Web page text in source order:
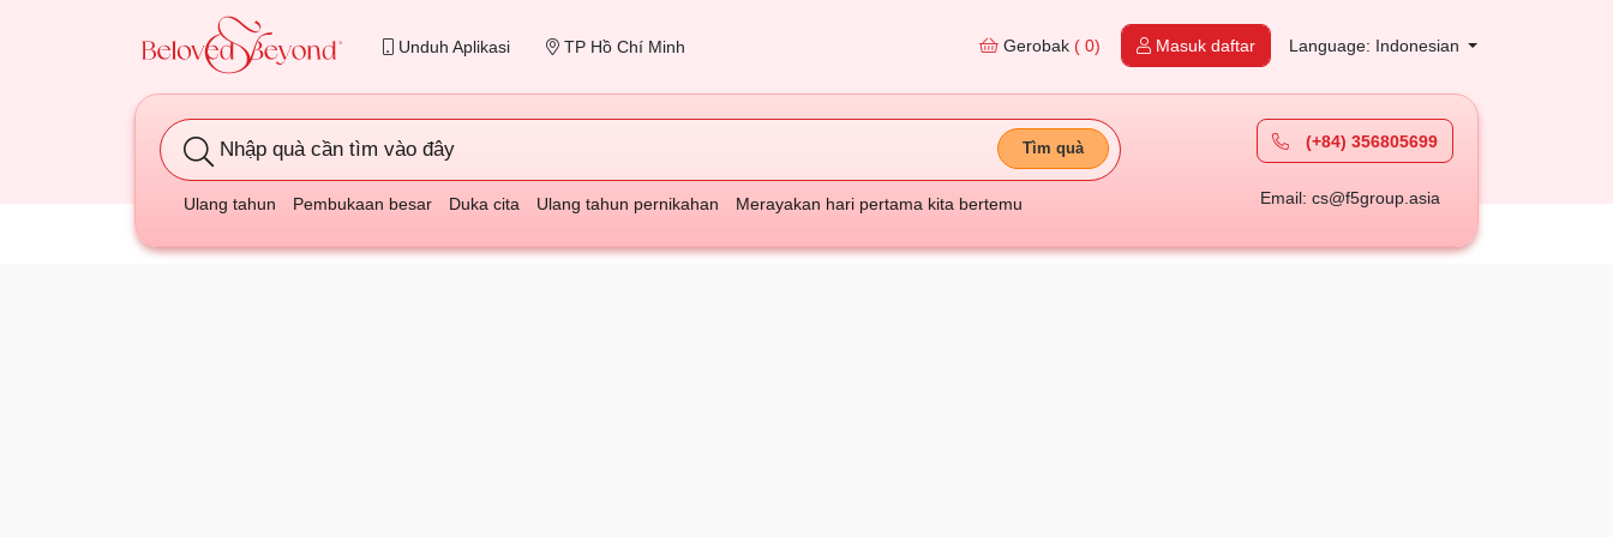
Unduh Aplikasi TP Hồ Chí Minh Gerobak ( 0) Masuk daftar Language: Indonesian
Nhập quà cần tìm vào đây Tìm quà
Ulang tahun Pembukaan besar Duka cita Ulang tahun pernikahan Merayakan hari pertama kita bertemu
(+84) 356805699
Email: cs@f5group.asia